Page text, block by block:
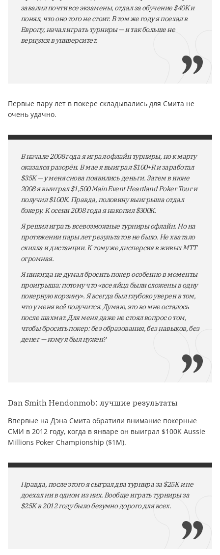
завалил почти все экзамены, отдал за обучение $40K и
понял, что оно того не стоит. В том же году я поехал в
Европу, начал играть турниры — и так больше не
вернулся в университет.
Первые пару лет в покере складывались для Смита не
очень удачно.
В начале 2008 года я играл офлайн турниры, но к марту
оказался разорён. В мае я выиграл $100+R и заработал
$35K — у меня снова появились деньги. Затем в июне
2008 я выиграл $1,500 Main Event Heartland Poker Tour и
получил $100K. Правда, половину выигрыша отдал
бэкеру. К осени 2008 года я накопил $300K.
Я решил играть всевозможные турниры офлайн. Но на
протяжении пары лет результатов не было. Не хватало
скилла и дистанции. К тому же дисперсия в живых МТТ
огромная.
Я никогда не думал бросить покер особенно в моменты
проигрыша: потому что «все яйца были сложены в одну
покерную корзину». Я всегда был глубоко уверен в том,
что у меня всё получится. Думаю, это во мне осталось
после шахмат. Для меня даже не стоял вопрос о том,
чтобы бросить покер: без образования, без навыков, без
денег — кому я был нужен?
Dan Smith Hendonmob: лучшие результаты
Впервые на Дэна Смита обратили внимание покерные
СМИ в 2012 году, когда в январе он выиграл $100K Aussie
Millions Poker Championship ($1M).
Правда, после этого я сыграл два турнира за $25K и не
доехал ни в одном из них. Вообще играть турниры за
$25K в 2012 году было безумно дорого для всех.